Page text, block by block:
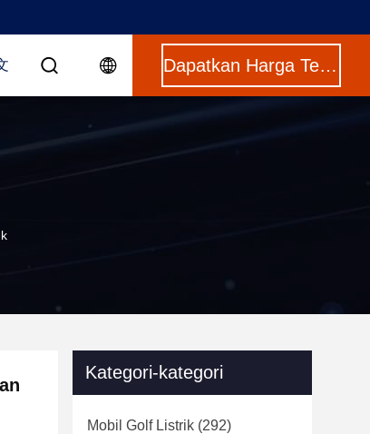
Dapatkan Harga Terbaik
Kategori-kategori
Mobil Golf Listrik (292)